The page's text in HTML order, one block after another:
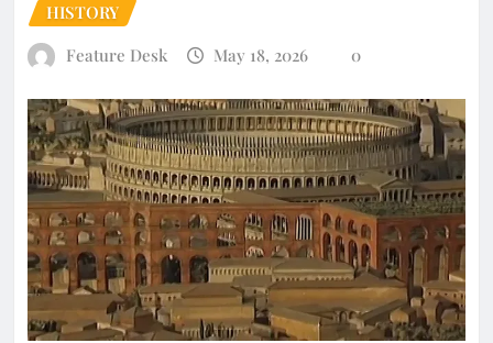
HISTORY
Feature Desk
May 18, 2026 0